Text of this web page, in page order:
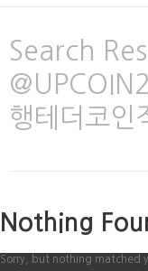
Search
행테더코인
Nothing
Sorry, but nothing matched